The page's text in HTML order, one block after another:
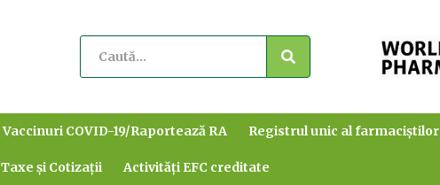
Vaccinuri COVID-19/Raportează RA Registrul unic al farmaciștilor
Taxe și Cotizații Activități EFC creditate